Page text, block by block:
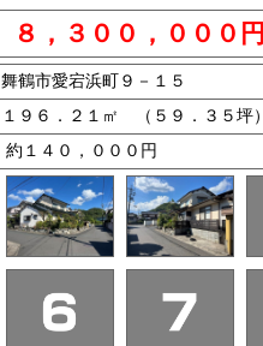
８，３００，０００円
舞鶴市愛宕浜町９－１５
１９６．２１㎡ （５９．３５坪）
約１４０，０００円